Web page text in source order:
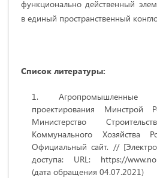
функционально действенный
в единый пространственный
Список литературы:
Агропромышленные
проектирования
Министерство
Коммунального Хозяйства
Официальный сайт. //
доступа: URL: https://
(дата обращения 04.07.2021)